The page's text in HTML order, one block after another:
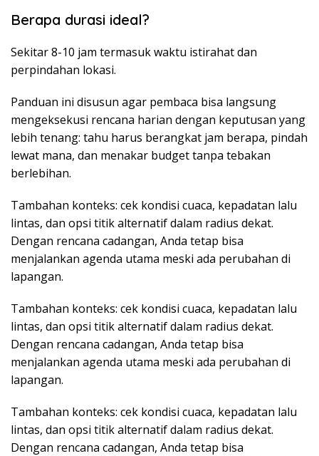
Berapa durasi ideal?
Sekitar 8-10 jam termasuk waktu istirahat dan
perpindahan lokasi.
Panduan ini disusun agar pembaca bisa langsung
mengeksekusi rencana harian dengan keputusan yang
lebih tenang: tahu harus berangkat jam berapa, pindah
lewat mana, dan menakar budget tanpa tebakan
berlebihan.
Tambahan konteks: cek kondisi cuaca, kepadatan lalu
lintas, dan opsi titik alternatif dalam radius dekat.
Dengan rencana cadangan, Anda tetap bisa
menjalankan agenda utama meski ada perubahan di
lapangan.
Tambahan konteks: cek kondisi cuaca, kepadatan lalu
lintas, dan opsi titik alternatif dalam radius dekat.
Dengan rencana cadangan, Anda tetap bisa
menjalankan agenda utama meski ada perubahan di
lapangan.
Tambahan konteks: cek kondisi cuaca, kepadatan lalu
lintas, dan opsi titik alternatif dalam radius dekat.
Dengan rencana cadangan, Anda tetap bisa